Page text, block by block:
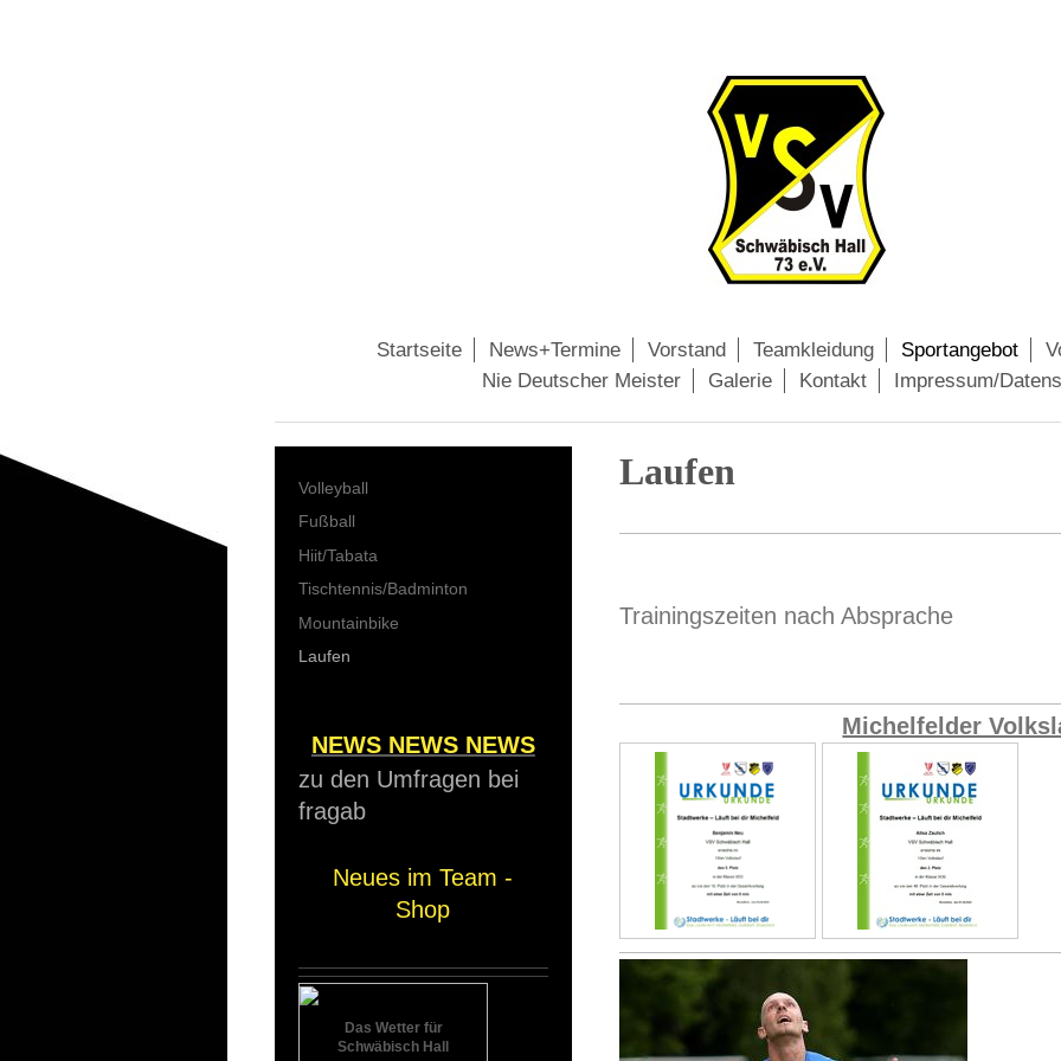
Startseite News+Termine Vorstand Teamkleidung Sportangebot
Nie Deutscher Meister
Galerie Kontakt Impressum/
Laufen
Trainingszeiten nach Absprache
Michelfelder
Volleyball
Fußball
Hiit/Tabata
Tischtennis/Badminton
Mountainbike
Laufen
NEWS NEWS NEWS
zu den Umfragen bei
fragab
Neues im Team -
Shop
Das Wetter für
Schwäbisch Hall